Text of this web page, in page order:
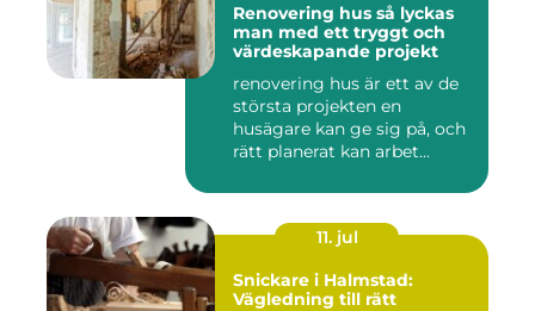
Renovering hus så lyckas
man med ett tryggt och
värdeskapande projekt
renovering hus är ett av de
största projekten en
husägare kan ge sig på, och
rätt planerat kan arbet...
11. jul
Snickare i Halmstad:
Vägledning till rätt